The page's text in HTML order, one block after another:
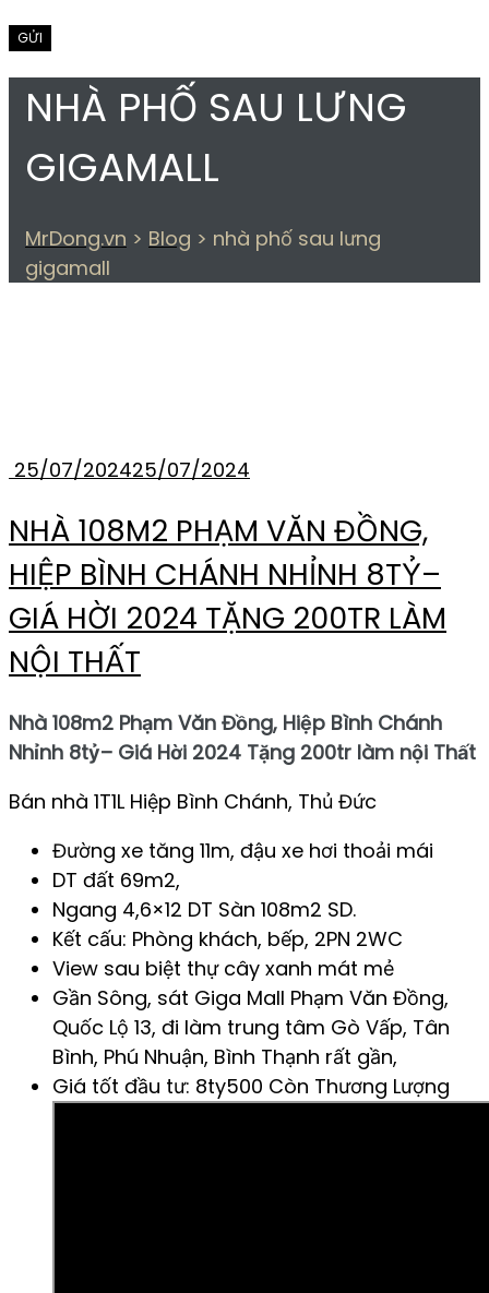
NHÀ PHỐ SAU LƯNG
GIGAMALL
MrDong.vn > Blog > nhà phố sau lưng
gigamall
25/07/202425/07/2024
NHÀ 108M2 PHẠM VĂN ĐỒNG,
HIỆP BÌNH CHÁNH NHỈNH 8TỶ–
GIÁ HỜI 2024 TẶNG 200TR LÀM
NỘI THẤT
Nhà 108m2 Phạm Văn Đồng, Hiệp Bình Chánh
Nhỉnh 8tỷ– Giá Hời 2024 Tặng 200tr làm nội Thất
Bán nhà 1T1L Hiệp Bình Chánh, Thủ Đức
Đường xe tăng 11m, đậu xe hơi thoải mái
DT đất 69m2,
Ngang 4,6×12 DT Sàn 108m2 SD.
Kết cấu: Phòng khách, bếp, 2PN 2WC
View sau biệt thự cây xanh mát mẻ
Gần Sông, sát Giga Mall Phạm Văn Đồng,
Quốc Lộ 13, đi làm trung tâm Gò Vấp, Tân
Bình, Phú Nhuận, Bình Thạnh rất gần,
Giá tốt đầu tư: 8ty500 Còn Thương Lượng